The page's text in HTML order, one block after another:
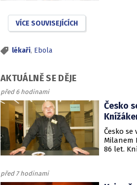
VÍCE SOUVISEJÍCÍCH
lékaři, Ebola
AKTUÁLNĚ SE DĚJE
před 6 hodinami
Česko
Česko
Milanem
86 let.
před 7 hodinami